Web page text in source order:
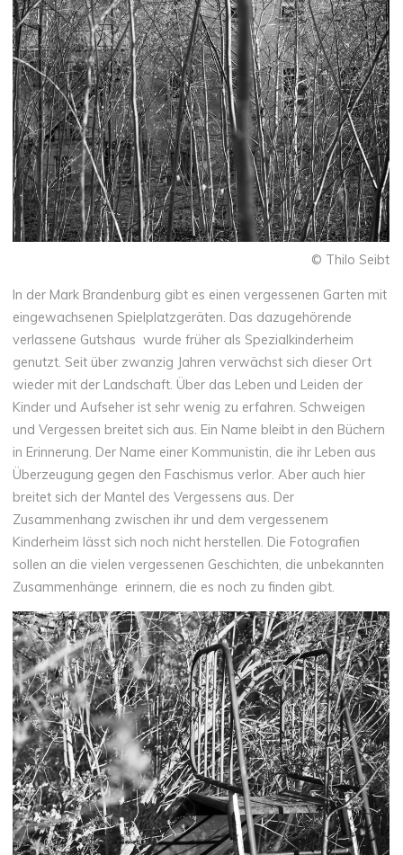
© Thilo Seibt
In der Mark Brandenburg gibt es einen vergessenen Garten mit
eingewachsenen Spielplatzgeräten. Das dazugehörende
verlassene Gutshaus wurde früher als Spezialkinderheim
genutzt. Seit über zwanzig Jahren verwächst sich dieser Ort
wieder mit der Landschaft. Über das Leben und Leiden der
Kinder und Aufseher ist sehr wenig zu erfahren. Schweigen
und Vergessen breitet sich aus. Ein Name bleibt in den Büchern
in Erinnerung. Der Name einer Kommunistin, die ihr Leben aus
Überzeugung gegen den Faschismus verlor. Aber auch hier
breitet sich der Mantel des Vergessens aus. Der
Zusammenhang zwischen ihr und dem vergessenem
Kinderheim lässt sich noch nicht herstellen. Die Fotografien
sollen an die vielen vergessenen Geschichten, die unbekannten
Zusammenhänge erinnern, die es noch zu finden gibt.